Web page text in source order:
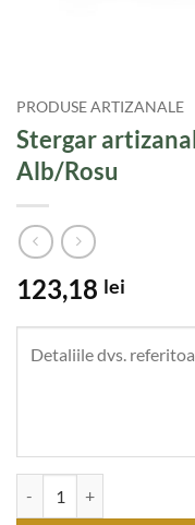
PRODUSE ARTIZANALE
Stergar
Alb/Rosu
123,18 lei